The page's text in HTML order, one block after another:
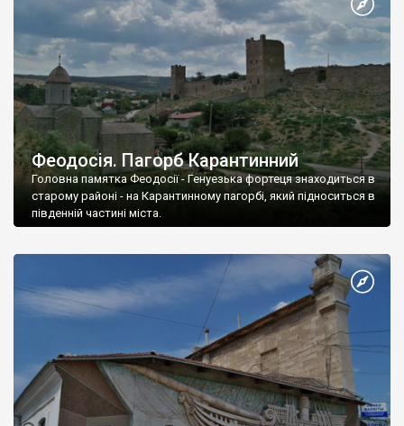
Феодосія. Пагорб Карантинний
Головна памятка Феодосії - Генуезька фортеця знаходиться в
старому районі - на Карантинному пагорбі, який підноситься в
південній частині міста.